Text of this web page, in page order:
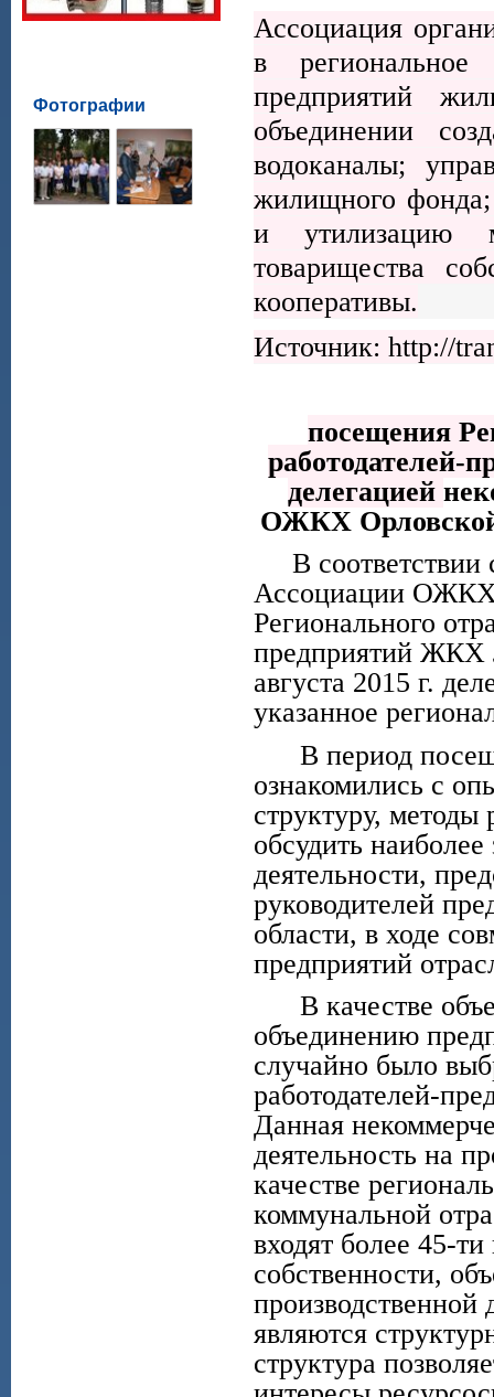
Фотографии
Ассоциация
в региональное
предприятий
объединении
водоканалы;
жилищного фонда;
и утилизацию
товарищества
кооперативы.
Источник: http://
посещения
работодателей-
делегацией
ОЖКХ Орловской
В соответствии
Ассоциации
Регионального
предприятий ЖКХ
августа 2015 г.
указанное
В период
ознакомились с
структуру,
обсудить
деятельности,
руководителей
области, в ходе
предприятий
В качестве
объединению
случайно было
работодателей-
Данная
деятельность на
качестве
коммунальной
входят более 45-
собственности,
производственной
являются
структура